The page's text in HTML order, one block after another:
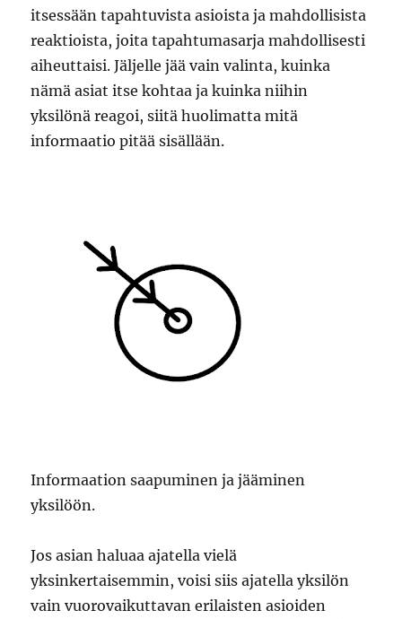
itsessään tapahtuvista asioista ja mahdollisista
reaktioista, joita tapahtumasarja mahdollisesti
aiheuttaisi. Jäljelle jää vain valinta, kuinka
nämä asiat itse kohtaa ja kuinka niihin
yksilönä reagoi, siitä huolimatta mitä
informaatio pitää sisällään.
Informaation saapuminen ja jääminen
yksilöön.
Jos asian haluaa ajatella vielä
yksinkertaisemmin, voisi siis ajatella yksilön
vain vuorovaikuttavan erilaisten asioiden